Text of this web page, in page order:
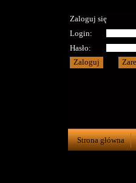
Zaloguj się
Login:
Hasło:
Strona główna